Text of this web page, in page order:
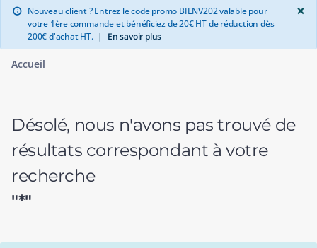
info Nouveau client ? Entrez le code promo BIENV202 valable pour
votre 1ère commande et bénéficiez de 20€ HT de réduction dès
200€ d'achat HT. | En savoir plus
×
Accueil
Désolé, nous n'avons pas trouvé de
résultats correspondant à votre
recherche
"*"